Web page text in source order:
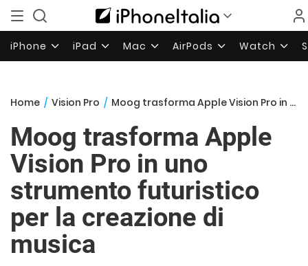
iPhone iPad Mac AirPods Watch
Home / Vision Pro / Moog trasforma Apple Vision Pro in uno strumento futuristico per la creazione di musica
Moog trasforma Apple
Vision Pro in uno
strumento futuristico
per la creazione di
musica